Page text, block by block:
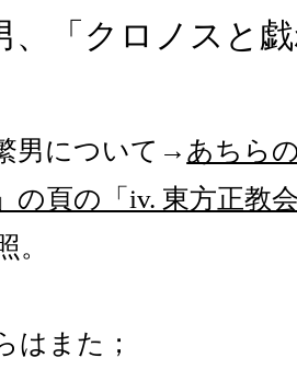
、「クロノスと
男について→ あちら
の頁の「iv. 東方正教
。
はまた；